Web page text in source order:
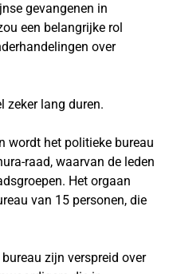
gevangenen in
een belangrijke rol
over
zeker lang duren.
wordt het politieke bureau
raad, waarvan de leden
Het orgaan
van 15 personen, die
zijn verspreid over